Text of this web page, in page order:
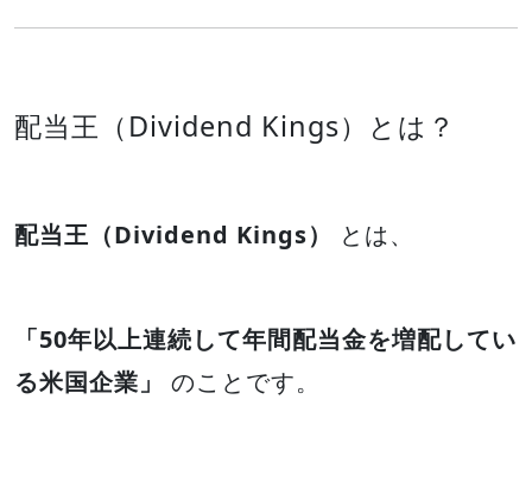
配当王（Dividend Kings）とは？
配当王（Dividend Kings） とは、
「50年以上連続して年間配当金を増配してい
る米国企業」
のことです。